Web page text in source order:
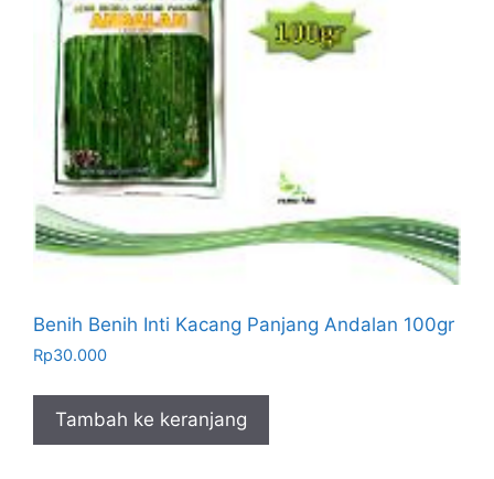
Benih Benih Inti Kacang Panjang Andalan 100gr
Rp30.000
Tambah ke keranjang